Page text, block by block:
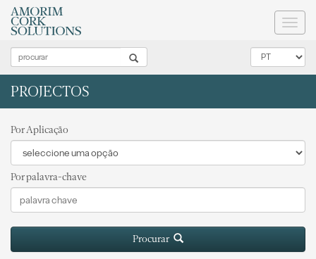
PROJECTOS
Por Aplicação
Por palavra-chave
Procurar